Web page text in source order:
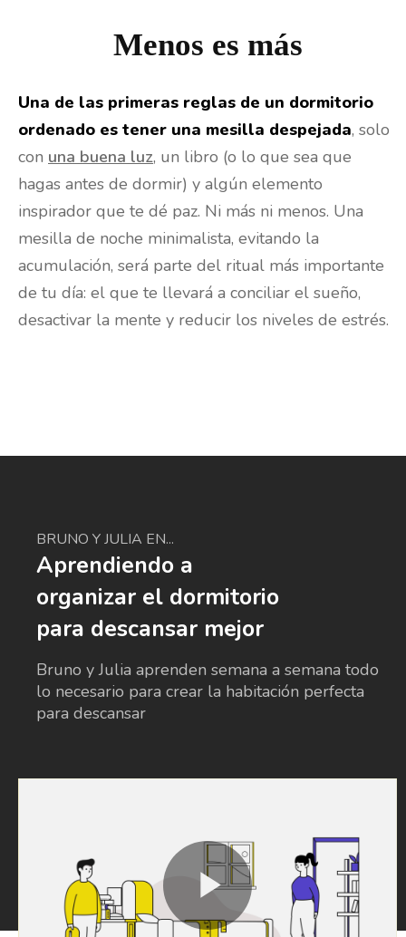
Menos es más
Una de las primeras reglas de un dormitorio
ordenado es tener una mesilla despejada, solo
con una buena luz, un libro (o lo que sea que
hagas antes de dormir) y algún elemento
inspirador que te dé paz. Ni más ni menos. Una
mesilla de noche minimalista, evitando la
acumulación, será parte del ritual más importante
de tu día: el que te llevará a conciliar el sueño,
desactivar la mente y reducir los niveles de estrés.
BRUNO Y JULIA EN...
Aprendiendo a
organizar el dormitorio
para descansar mejor
Bruno y Julia aprenden semana a semana todo
lo necesario para crear la habitación perfecta
para descansar